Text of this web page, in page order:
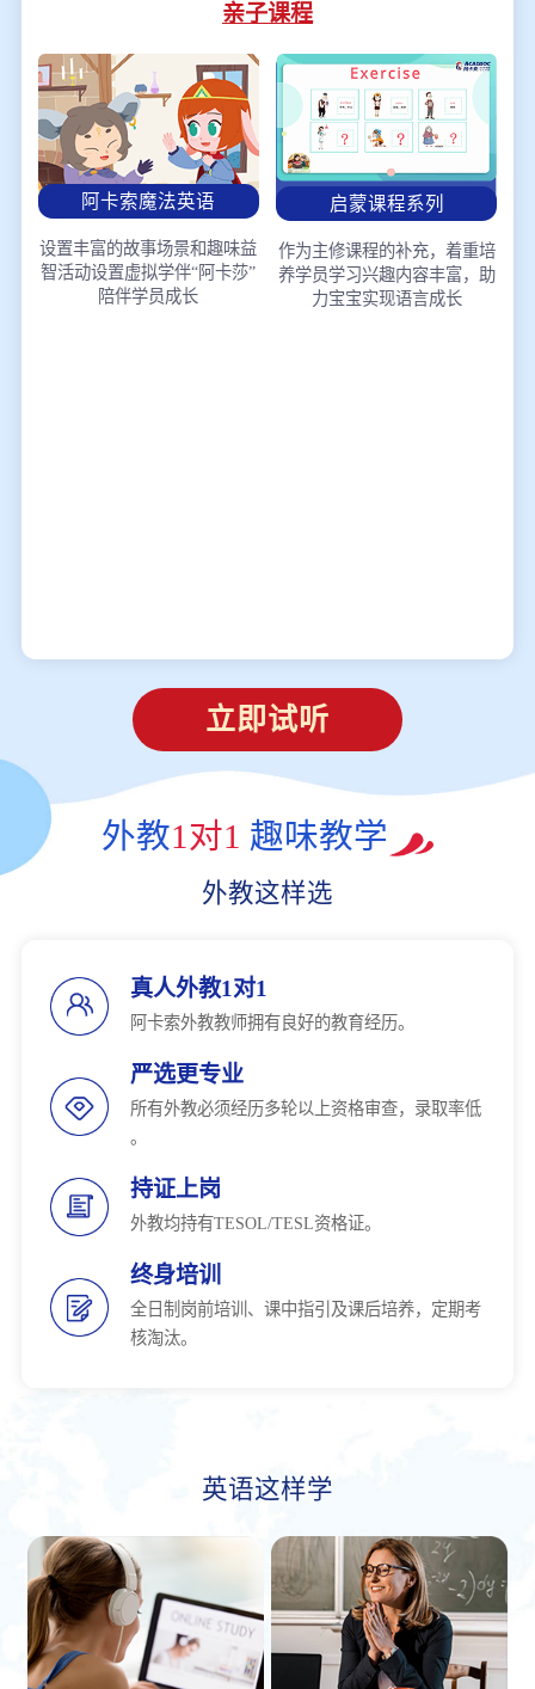
亲子课程
阿卡索魔法英语
设置丰富的故事场景和趣味益
智活动设置虚拟学伴“阿卡莎”
陪伴学员成长
启蒙课程系列
作为主修课程的补充，着重培
养学员学习兴趣内容丰富，助
力宝宝实现语言成长
立即试听
外教1对1 趣味教学
外教这样选
真人外教1对1
阿卡索外教教师拥有良好的教育经历。
严选更专业
所有外教必须经历多轮以上资格审查，录取率低
。
持证上岗
外教均持有TESOL/TESL资格证。
终身培训
全日制岗前培训、课中指引及课后培养，定期考
核淘汰。
英语这样学